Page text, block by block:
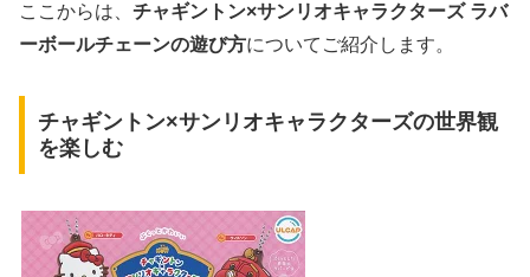
ここからは、 チャギントン×サンリオキャラクターズ ラバ
ーボールチェーンの遊び方についてご紹介します。
チャギントン×サンリオキャラクターズの世界観
を楽しむ